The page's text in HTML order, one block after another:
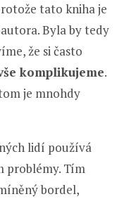
tato kniha je
Byla by tedy
že si často
komplikujeme.
je mnohdy
lidí používá
problémy. Tím
bordel,